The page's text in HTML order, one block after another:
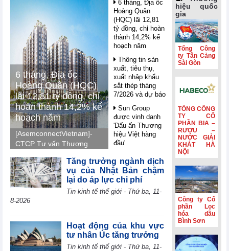
6 tháng, Địa ốc
Hoàng Quân (HQC)
lãi 12,81 tỷ đồng, chỉ
hoàn thành 14,2% kế
hoạch năm
[AsemconnectVietnam]-
CTCP Tư vấn Thương
Hoàng Quân (mã HQC -
sàn HOSE) ghi nhận lãi
7,41 tỷ đồng trong quý
II, luỹ kế nửa đầu năm
2026 lãi 12,81 tỷ đồng
và hoàn thành 14,2% so
với kế hoạch năm 2026.
6 tháng, Địa ốc
Hoàng Quân
(HQC) lãi 12,81
tỷ đồng, chỉ hoàn
thành 14,2% kế
hoạch năm
Thông tin sản
xuất, tiêu thụ,
xuất nhập khẩu
sắt thép tháng
7/2026 và dự báo
Sun Group
được vinh danh
'Dấu ấn Thương
hiệu Việt hàng
đầu'
Nghị quyết 10 -
FDI trong giai
đoạn mới: Công
nghệ, liên kết và
giá trị dài hạn
ngọt từ hoạt động
kinh doanh ngoài
xăng dầu
Tăng trưởng ngành dịch
vụ của Nhật Bản chậm
lại do áp lực chi phí
Tin kinh tế thế giới - Thứ ba, 11-
8-2026
Hoạt động của khu vực
tư nhân Úc tăng trưởng
Tin kinh tế thế giới - Thứ ba, 11-
hiệu quốc
gia
Tổng Công
ty Tân Cảng
Sài Gòn
TỔNG CÔNG
TY CỔ
PHẦN BIA –
RƯỢU –
NƯỚC GIẢI
KHÁT HÀ
NỘI
Công ty Cổ
phần Lọc
hóa dầu
Bình Sơn